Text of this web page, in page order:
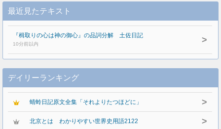
最近見たテキスト
『楫取りの心は神の御心』の品詞分解 土佐日記
10分前以内 >
デイリーランキング
蜻蛉日記原文全集「それよりたつほどに」 >
北京とは わかりやすい世界史用語2122 >